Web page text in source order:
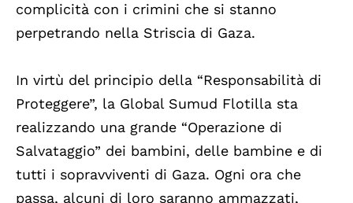
complicità con i crimini che si stanno
perpetrando nella Striscia di Gaza.
In virtù del principio della “Responsabilità di
Proteggere”, la Global Sumud Flotilla sta
realizzando una grande “Operazione di
Salvataggio” dei bambini, delle bambine e di
tutti i sopravviventi di Gaza. Ogni ora che
passa, alcuni di loro saranno ammazzati,